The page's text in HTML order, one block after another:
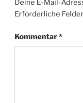
Deine E-Mail-
Erforderliche
Kommentar*